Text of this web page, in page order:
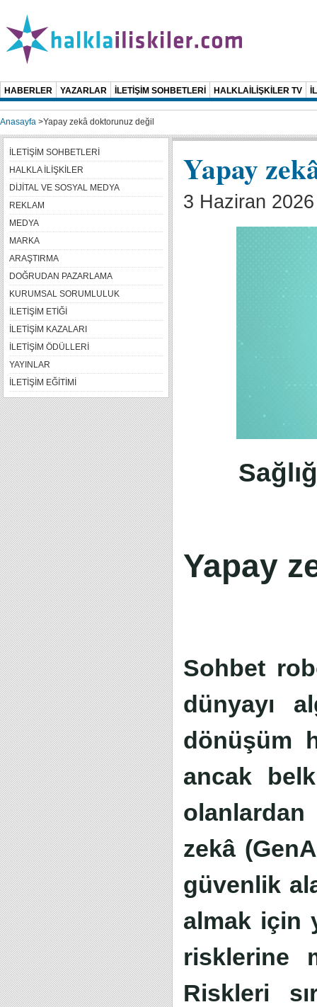
HABERLER YAZARLAR İLETİŞİM SOHBETLERİ HALKLAİLİŞKİLER TV
Anasayfa >Yapay zekâ doktorunuz değil
Yapay
3 Haziran
Yapay
Sohbet
dünyayı
dönüşüm
ancak
zekâ
güvenlik
almak için
risklerine
Riskleri
İLETİŞİM SOHBETLERİ
HALKLA İLİŞKİLER
DİJİTAL VE SOSYAL MEDYA
REKLAM
MEDYA
MARKA
ARAŞTIRMA
DOĞRUDAN PAZARLAMA
KURUMSAL SORUMLULUK
İLETİŞİM ETİĞİ
İLETİŞİM KAZALARI
İLETİŞİM ÖDÜLLERİ
YAYINLAR
İLETİŞİM EĞİTİMİ